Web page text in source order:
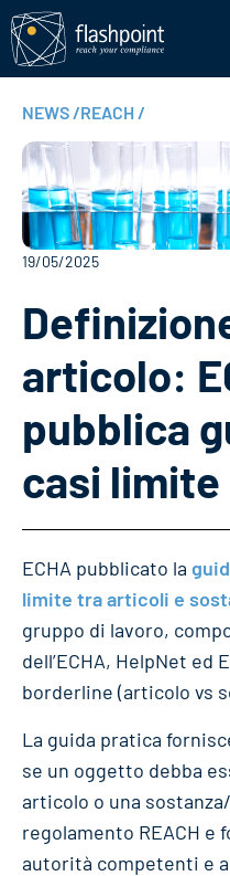
NEWS /REACH /
19/05/2025
articolo:
pubblica
casi limite
ECHA pubblicato la
limite tra articoli e
gruppo di lavoro,
dell’ECHA, HelpNet ed
borderline (articolo vs
La guida pratica
se un oggetto debba
articolo o una
regolamento REACH e
autorità competenti e